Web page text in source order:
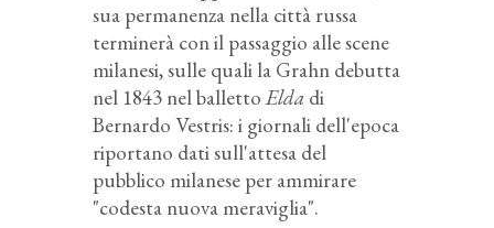
sua permanenza nella città russa
terminerà con il passaggio alle scene
milanesi, sulle quali la Grahn debutta
nel 1843 nel ballettoElda di
Bernardo Vestris: i giornali dell'epoca
riportano dati sull'attesa del
pubblico milanese per ammirare
"codesta nuova meraviglia".